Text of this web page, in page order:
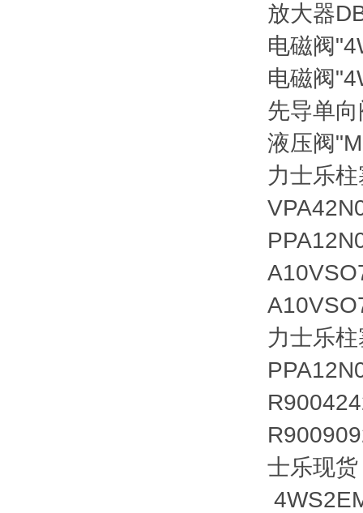
放大器
电磁阀
电磁阀
先导单
液压阀
力士乐
力士乐
士乐现货